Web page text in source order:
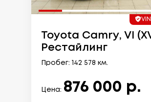
Toyota Camry, VI
Рестайлинг
Пробег: 142 578 км.
Цена: 876 000 р.